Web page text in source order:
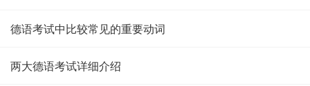
德语考试中比较常见的重要动词
两大德语考试详细介绍